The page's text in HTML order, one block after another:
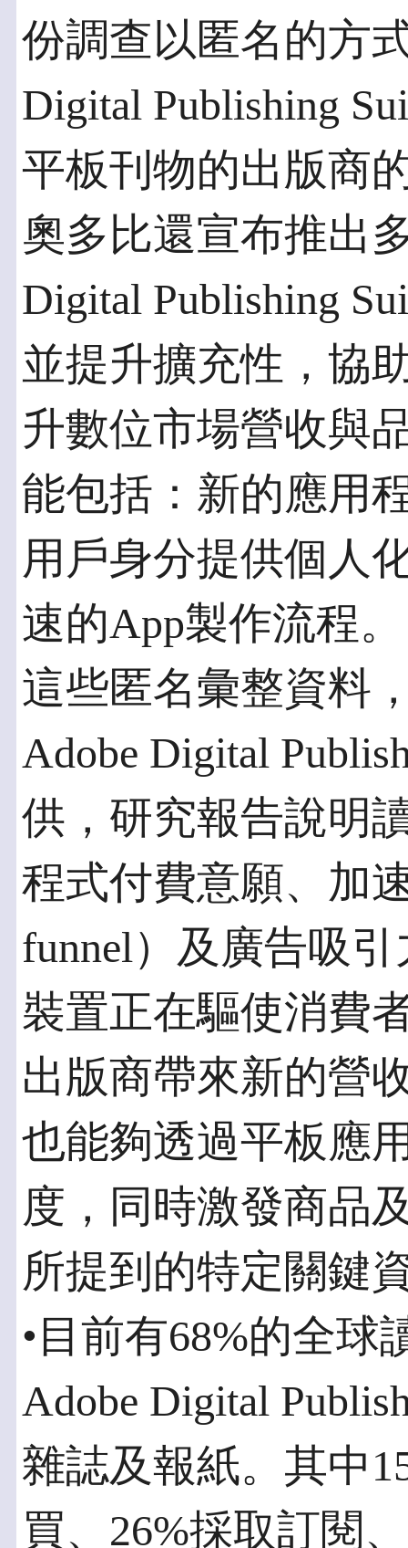
份調查以匿名的方
Digital Publishing
平板刊物的出版商
奧多比還宣布推出
Digital Publishing
並提升擴充性，協
升數位市場營收與
能包括：新的應用
用戶身分提供個人
速的App製作流程。
這些匿名彙整資料
Adobe Digital
供，研究報告說明
程式付費意願、加
funnel）及廣告吸
裝置正在驅使消費
出版商帶來新的營
也能夠透過平板應
度，同時激發商品
所提到的特定關鍵
•目前有68%的全球
Adobe Digital
雜誌及報紙。其中
買、26%採取訂閱